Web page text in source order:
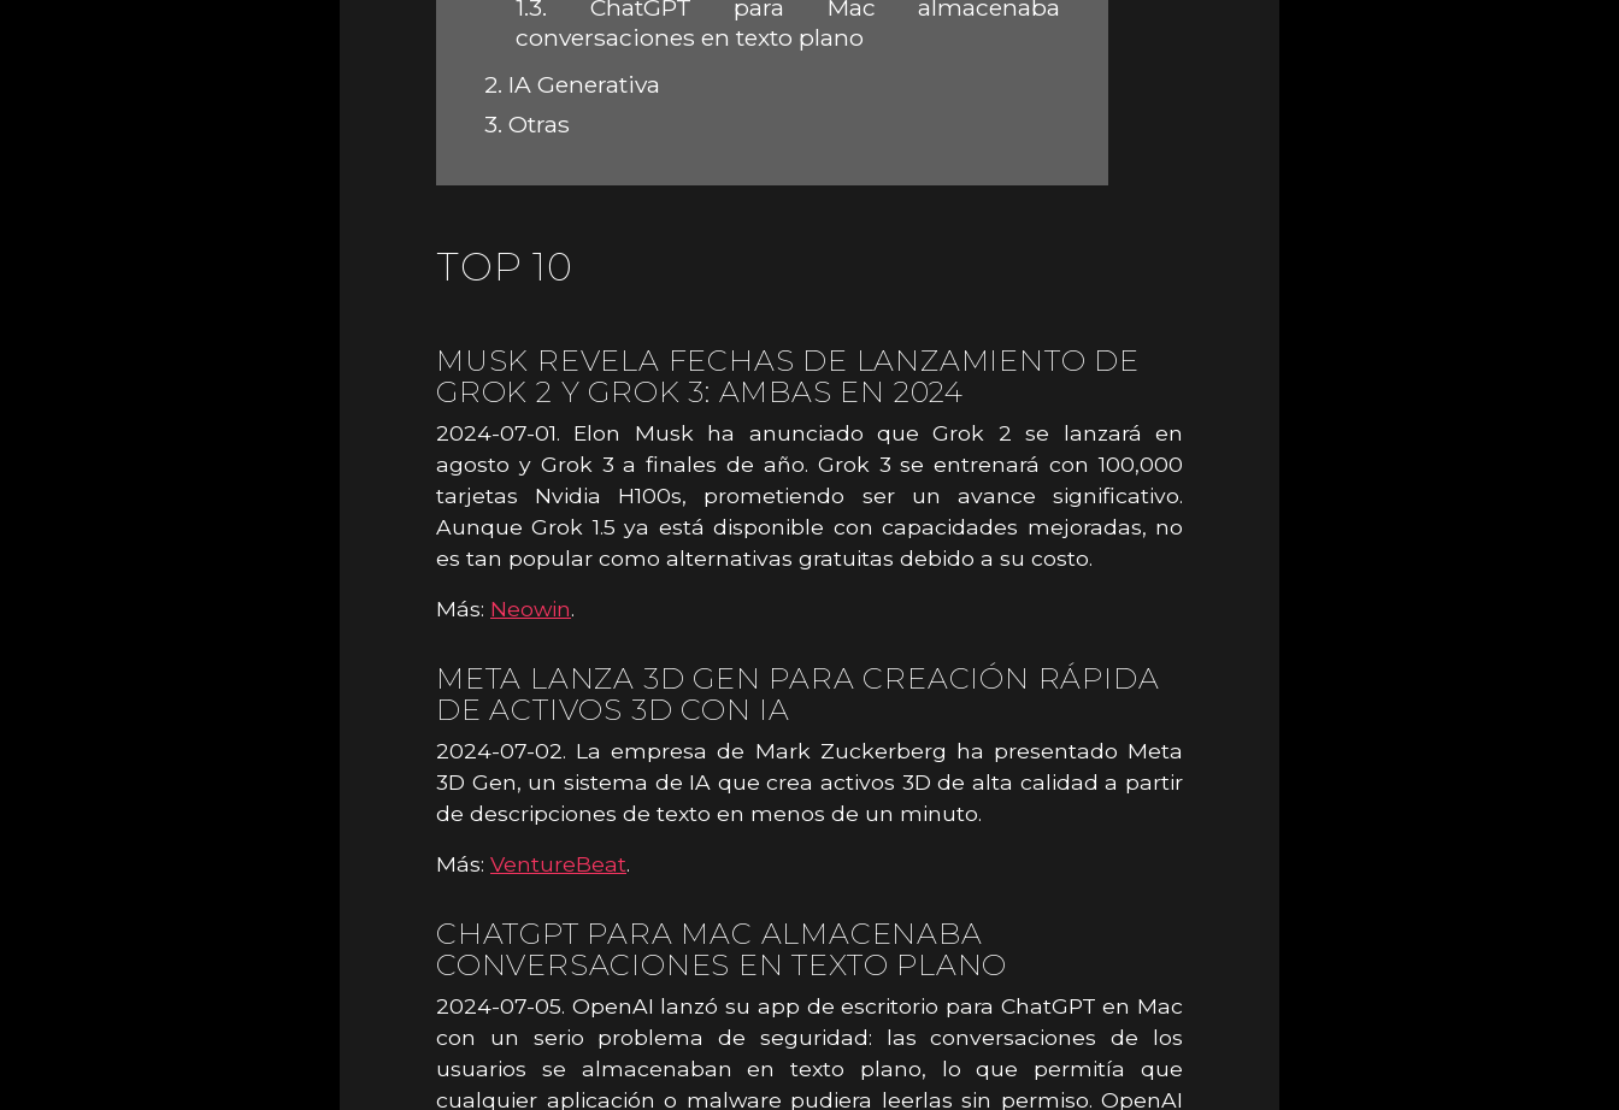
1.3. ChatGPT para Mac almacenaba
conversaciones en texto plano
2. IA Generativa
3. Otras
TOP 10
MUSK REVELA FECHAS DE LANZAMIENTO DE
GROK 2 Y GROK 3: AMBAS EN 2024
2024-07-01. Elon Musk ha anunciado que Grok 2 se lanzará en
agosto y Grok 3 a finales de año. Grok 3 se entrenará con 100,000
tarjetas Nvidia H100s, prometiendo ser un avance significativo.
Aunque Grok 1.5 ya está disponible con capacidades mejoradas, no
es tan popular como alternativas gratuitas debido a su costo.
Más: Neowin.
META LANZA 3D GEN PARA CREACIÓN RÁPIDA
DE ACTIVOS 3D CON IA
2024-07-02. La empresa de Mark Zuckerberg ha presentado Meta
3D Gen, un sistema de IA que crea activos 3D de alta calidad a partir
de descripciones de texto en menos de un minuto.
Más: VentureBeat.
CHATGPT PARA MAC ALMACENABA
CONVERSACIONES EN TEXTO PLANO
2024-07-05. OpenAI lanzó su app de escritorio para ChatGPT en Mac
con un serio problema de seguridad: las conversaciones de los
usuarios se almacenaban en texto plano, lo que permitía que
cualquier aplicación o malware pudiera leerlas sin permiso. OpenAI